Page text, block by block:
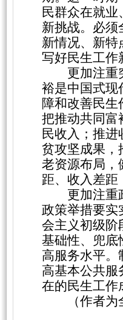
民群众在就业
新挑战。必须
新情况、新特
写好民生工作
更加注重
裕是中国式现
障和改善民
把推动共同富
民收入；推进
贫攻坚成果，
老资源布局，
距、收入差距
更加注重
政策举措要实
会主义初级阶
基础性、兜底
高服务水平。
高基本公共服
在的民生工作
（作者